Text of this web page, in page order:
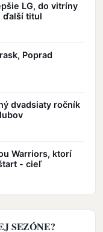
LG, do vitríny
ďalší titul
Poprad
dvadsiaty ročník
Warriors, ktorí
- cieľ
SEZÓNE?